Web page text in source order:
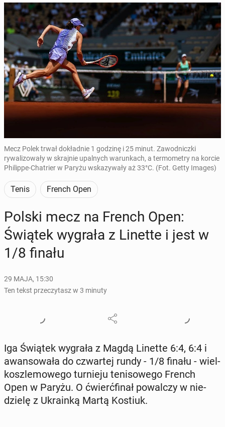
Mecz Polek trwał dokładnie 1 godzinę i 25 minut. Zawodniczki
rywalizowały w skrajnie upalnych warunkach, a termometry na korcie
Philippe-Chatrier w Paryżu wskazywały aż 33°C. (Fot. Getty Images)
Tenis French Open
Polski mecz na French Open:
Świątek wygrała z Linette i jest w
1/8 finału
29 MAJA, 15:30
Ten tekst przeczytasz w 3 minuty
Iga Świątek wygrała z Magdą Linette 6:4, 6:4 i
awan­so­wa­ła do czwar­tej rundy - 1/8 finału - wiel­
kosz­le­mo­we­go tur­nie­ju te­ni­so­we­go French
Open w Paryżu. O ćwierć­fi­nał po­wal­czy w nie­
dzie­lę z Ukra­in­ką Martą Kostiuk.